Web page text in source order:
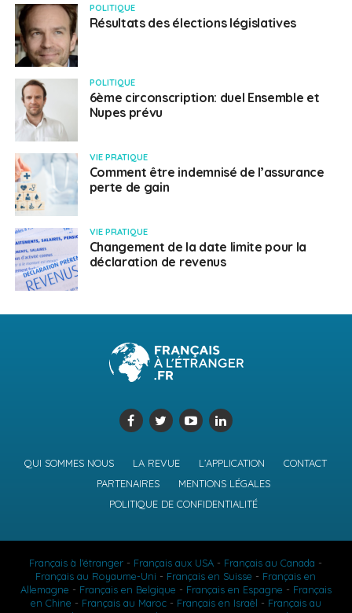
POLITIQUE
Résultats des élections législatives
POLITIQUE
6ème circonscription: duel Ensemble et
Nupes prévu
VIE PRATIQUE
Comment être indemnisé de l’assurance
perte de gain
VIE PRATIQUE
Changement de la date limite pour la
déclaration de revenus
QUI SOMMES NOUS LA REVUE L’APPLICATION
CONTACT
PARTENAIRES
MENTIONS LÉGALES
POLITIQUE DE CONFIDENTIALITÉ
Français à l'étranger - Français aux USA - Français au Canada -
Français au Royaume-Uni - Français en Suisse - Français en
Allemagne - Français en Belgique - Français en Espagne - Français
en Chine - Français au Maroc- Français en Israël - Français au